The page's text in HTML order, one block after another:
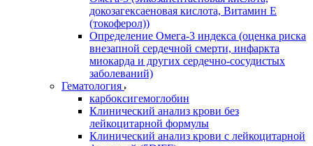
докозагексаеновая кислота, Витамин E
(токоферол))
Определение Омега-3 индекса (оценка риска
внезапной сердечной смерти, инфаркта
миокарда и других сердечно-сосудистых
заболеваний)
Гематология
карбоксигемоглобин
Клинический анализ крови без
лейкоцитарной формулы
Клинический анализ крови с лейкоцитарной